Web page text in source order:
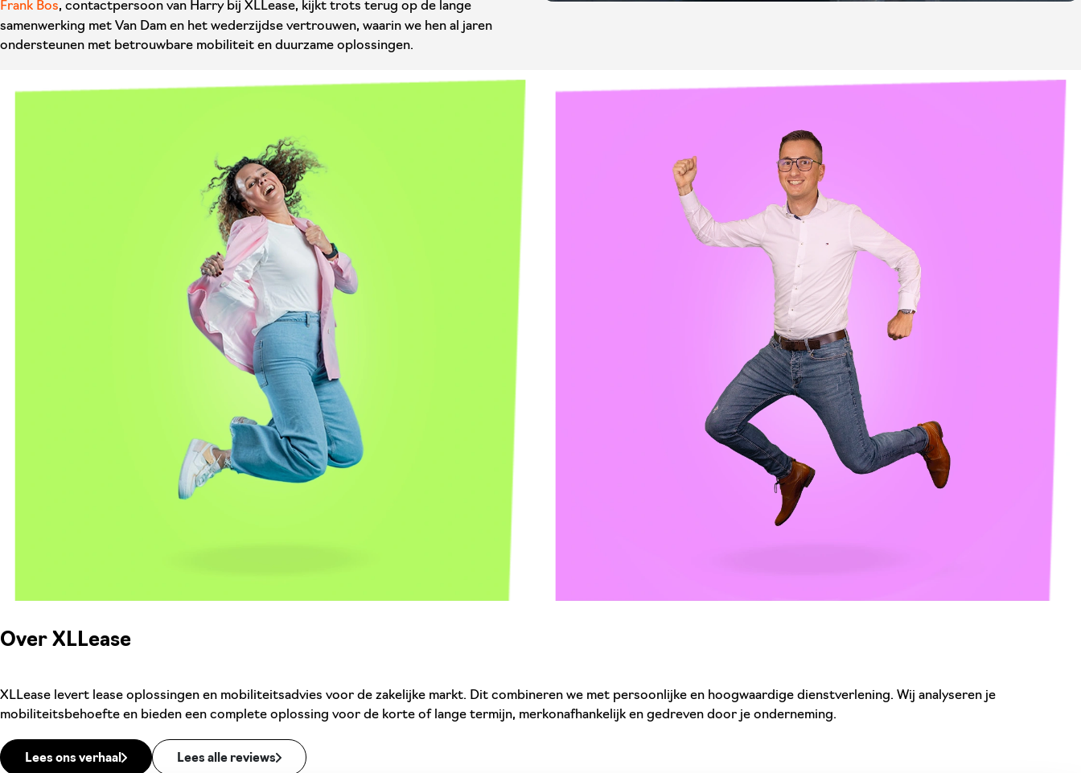
Frank Bos, contactpersoon van Harry bij XLLease, kijkt trots terug op de lange
samenwerking met Van Dam en het wederzijdse vertrouwen, waarin we hen al jaren
ondersteunen met betrouwbare mobiliteit en duurzame oplossingen.
Over XLLease
XLLease levert lease oplossingen en mobiliteitsadvies voor de zakelijke markt. Dit combineren we met persoonlijke en hoogwaardige dienstverlening. Wij analyseren je
mobiliteitsbehoefte en bieden een complete oplossing voor de korte of lange termijn, merkonafhankelijk en gedreven door je onderneming.
Lees ons verhaal Lees alle reviews